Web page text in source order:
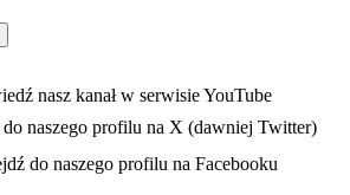
otwiera się w nowej karcie
nasz kanał w serwisie YouTube
karcie
do naszego profilu na X (dawniej Twitter)
- otwiera się w nowej karcie
do naszego profilu na Facebooku